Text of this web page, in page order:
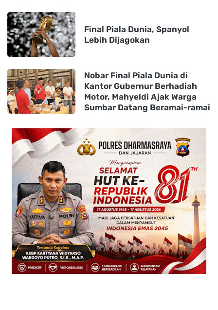
Final Piala Dunia, Spanyol
Lebih Dijagokan
Nobar Final Piala Dunia di
Kantor Gubernur Berhadiah
Motor, Mahyeldi Ajak Warga
Sumbar Datang Beramai-ramai